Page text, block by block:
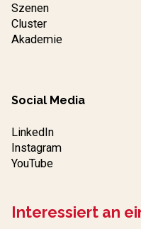
Szenen
Cluster
Akademie
Social Media
LinkedIn
Instagram
YouTube
Interessiert an